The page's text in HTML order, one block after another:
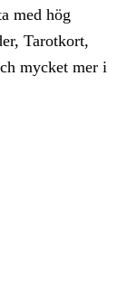
med hög
Tarotkort,
mycket mer i